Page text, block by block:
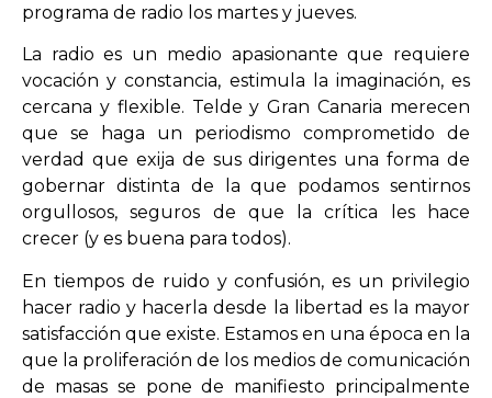
programa de radio los martes y jueves.
La radio es un medio apasionante que requiere
vocación y constancia, estimula la imaginación, es
cercana y flexible. Telde y Gran Canaria merecen
que se haga un periodismo comprometido de
verdad que exija de sus dirigentes una forma de
gobernar distinta de la que podamos sentirnos
orgullosos, seguros de que la crítica les hace
crecer (y es buena para todos).
En tiempos de ruido y confusión, es un privilegio
hacer radio y hacerla desde la libertad es la mayor
satisfacción que existe. Estamos en una época en la
que la proliferación de los medios de comunicación
de masas se pone de manifiesto principalmente